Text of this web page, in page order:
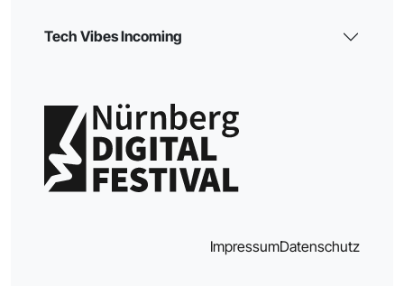
Tech Vibes Incoming
ImpressumDatenschutz